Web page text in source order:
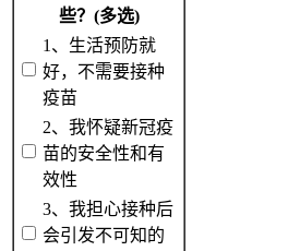
些？(多选)
1、生活预防就
好，不需要接种
疫苗
2、我怀疑新冠疫
苗的安全性和有
效性
3、我担心接种后
会引发不可知的